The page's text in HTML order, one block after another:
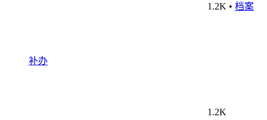
1.2K • 档案
补办
1.2K